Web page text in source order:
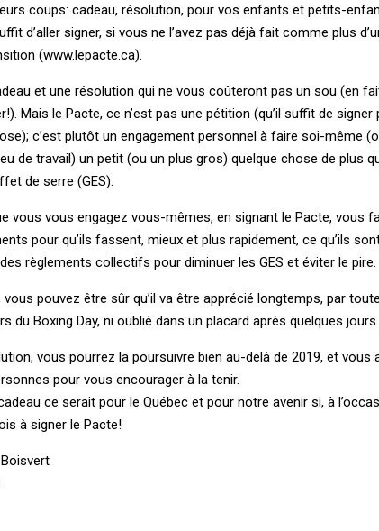
coups: cadeau, résolution, pour vos enfants et petits-
d’aller signer, si vous ne l’avez pas déjà fait comme plus
(www.lepacte.ca).
et une résolution qui ne vous coûteront pas un sou (en
Mais le Pacte, ce n’est pas une pétition (qu’il suffit de
c’est plutôt un engagement personnel à faire soi-même
de travail) un petit (ou un plus gros) quelque chose de plus
de serre (GES).
vous vous engagez vous-mêmes, en signant le Pacte, vous
pour qu’ils fassent, mieux et plus rapidement, ce qu’ils
règlements collectifs pour diminuer les GES et éviter le pire.
vous pouvez être sûr qu’il va être apprécié longtemps, par
du Boxing Day, ni oublié dans un placard après quelques
vous pourrez la poursuivre bien au-delà de 2019, et vous
pour vous encourager à la tenir.
ce serait pour le Québec et pour notre avenir si, à
à signer le Pacte!